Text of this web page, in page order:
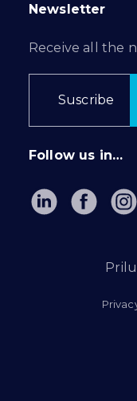
Newsletter
Receive all the
Suscribe
Follow us in…